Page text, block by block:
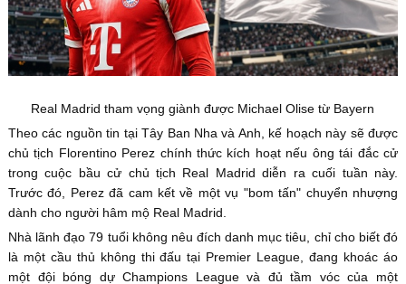
Real Madrid tham vọng giành được Michael Olise từ Bayern
Theo các nguồn tin tại Tây Ban Nha và Anh, kế hoạch này sẽ được
chủ tịch Florentino Perez chính thức kích hoạt nếu ông tái đắc cử
trong cuộc bầu cử chủ tịch Real Madrid diễn ra cuối tuần này.
Trước đó, Perez đã cam kết về một vụ "bom tấn" chuyển nhượng
dành cho người hâm mộ Real Madrid.
Nhà lãnh đạo 79 tuổi không nêu đích danh mục tiêu, chỉ cho biết đó
là một cầu thủ không thi đấu tại Premier League, đang khoác áo
một đội bóng dự Champions League và đủ tầm vóc của một